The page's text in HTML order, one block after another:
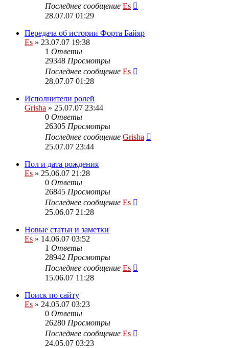
Последнее сообщение Es
28.07.07 01:29
Передача об истории Форта Байяр
Es » 23.07.07 19:38
1 Ответы
29348 Просмотры
Последнее сообщение Es
28.07.07 01:28
Исполнители ролей
Grisha » 25.07.07 23:44
0 Ответы
26305 Просмотры
Последнее сообщение Grisha
25.07.07 23:44
Пол и дата рождения
Es » 25.06.07 21:28
0 Ответы
26845 Просмотры
Последнее сообщение Es
25.06.07 21:28
Новые статьи и заметки
Es » 14.06.07 03:52
1 Ответы
28942 Просмотры
Последнее сообщение Es
15.06.07 11:28
Поиск по сайту
Es » 24.05.07 03:23
0 Ответы
26280 Просмотры
Последнее сообщение Es
24.05.07 03:23